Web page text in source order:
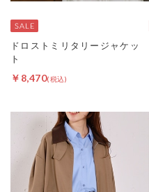
ドロストミリタリージャケッ
ト
￥8,470